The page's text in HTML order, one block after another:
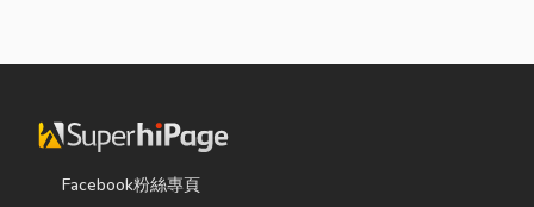
Facebook粉絲專頁